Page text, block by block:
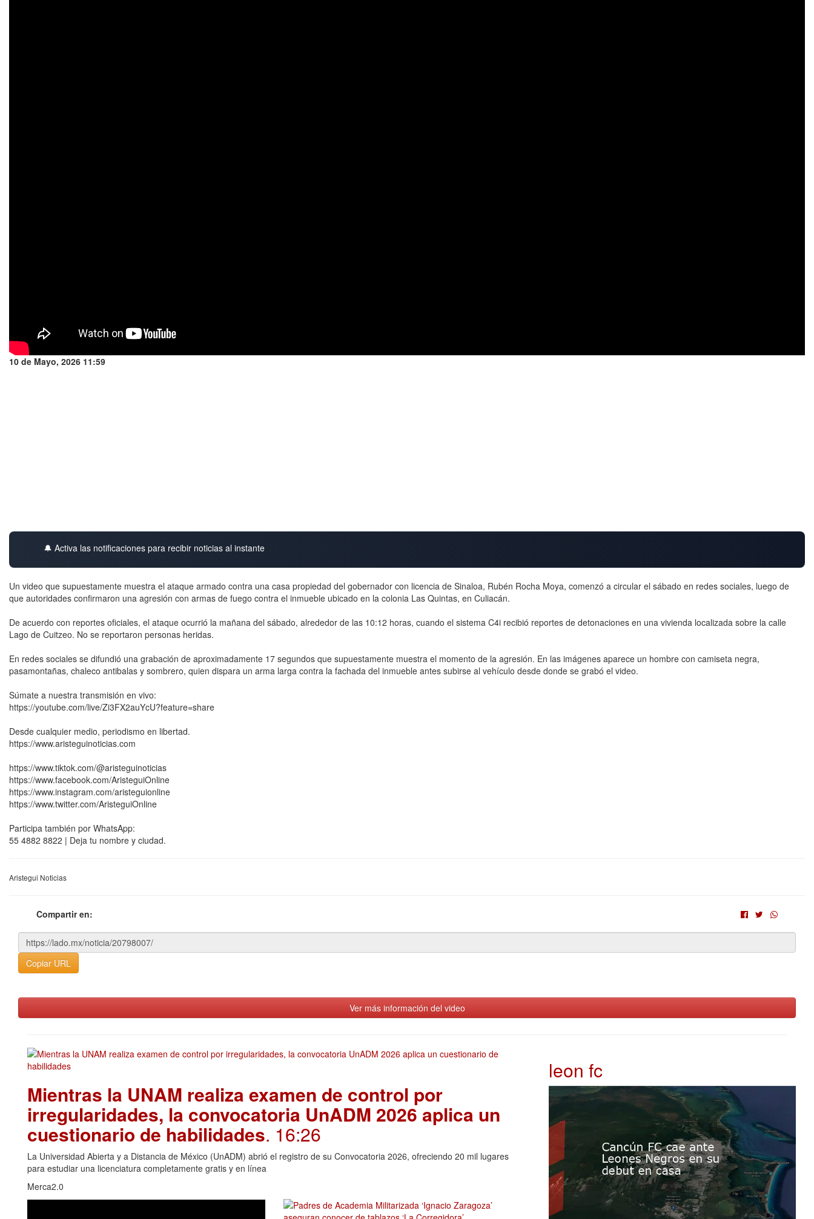
10 de Mayo, 2026 11:59
🔔 Activa las notificaciones para recibir noticias al instante
Un video que supuestamente muestra el ataque armado contra una casa propiedad del gobernador con licencia de Sinaloa, Rubén Rocha Moya, comenzó a circular el sábado en redes sociales, luego de
que autoridades confirmaron una agresión con armas de fuego contra el inmueble ubicado en la colonia Las Quintas, en Culiacán.
De acuerdo con reportes oficiales, el ataque ocurrió la mañana del sábado, alrededor de las 10:12 horas, cuando el sistema C4i recibió reportes de detonaciones en una vivienda localizada sobre la calle
Lago de Cuitzeo. No se reportaron personas heridas.
En redes sociales se difundió una grabación de aproximadamente 17 segundos que supuestamente muestra el momento de la agresión. En las imágenes aparece un hombre con camiseta negra,
pasamontañas, chaleco antibalas y sombrero, quien dispara un arma larga contra la fachada del inmueble antes subirse al vehículo desde donde se grabó el video.
Súmate a nuestra transmisión en vivo:
https://youtube.com/live/Zi3FX2auYcU?feature=share
Desde cualquier medio, periodismo en libertad.
https://www.aristeguinoticias.com
https://www.tiktok.com/@aristeguinoticias
https://www.facebook.com/AristeguiOnline
https://www.instagram.com/aristeguionline
https://www.twitter.com/AristeguiOnline
Participa también por WhatsApp:
55 4882 8822 | Deja tu nombre y ciudad.
Aristegui Noticias
Compartir en:
Copiar URL
Ver más información del video
Mientras la UNAM realiza examen de control por
irregularidades, la convocatoria UnADM 2026 aplica un
cuestionario de habilidades. 16:26
La Universidad Abierta y a Distancia de México (UnADM) abrió el registro de su Convocatoria 2026, ofreciendo 20 mil lugares
para estudiar una licenciatura completamente gratis y en línea
Merca2.0
leon fc